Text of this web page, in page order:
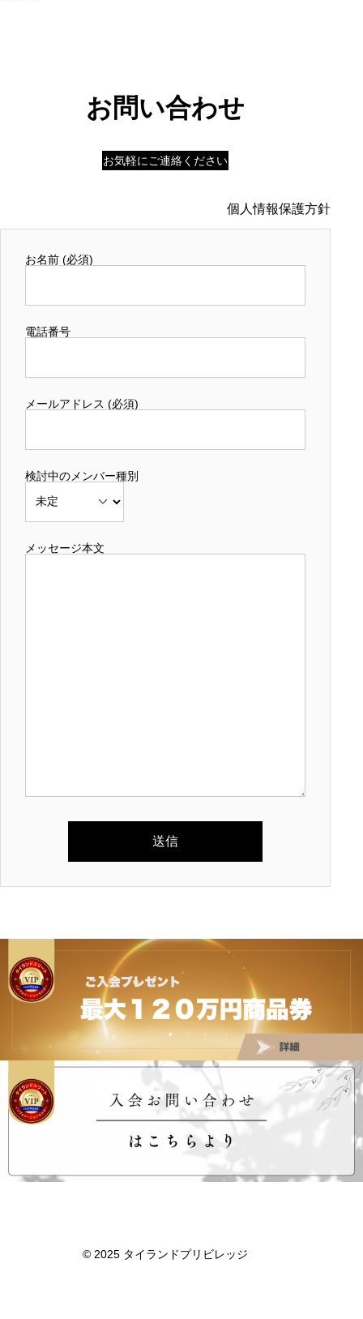
お問い合わせ
お気軽にご連絡ください
個人情報保護方針
お名前 (必須)
電話番号
メールアドレス (必須)
検討中のメンバー種別
メッセージ本文
© 2025 タイランドプリビレッジ